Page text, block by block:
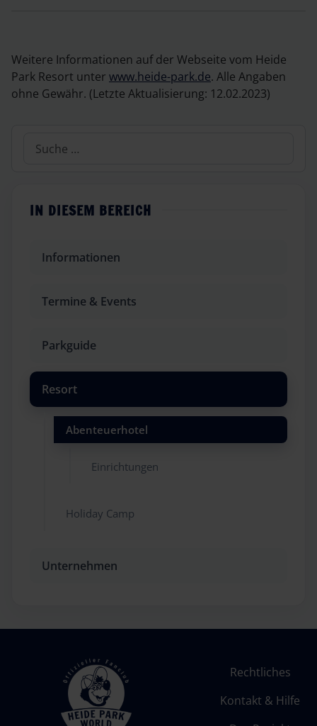
Weitere Informationen auf der Webseite vom Heide
Park Resort unter www.heide-park.de. Alle Angaben
ohne Gewähr. (Letzte Aktualisierung: 12.02.2023)
Suchen
IN DIESEM BEREICH
Informationen
Termine & Events
Parkguide
Resort
Abenteuerhotel
Einrichtungen
Holiday Camp
Unternehmen
Rechtliches
Kontakt & Hilfe